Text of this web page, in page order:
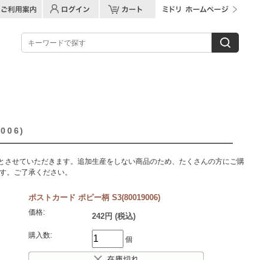
せていただきます。追加生産をしない商品のため、たくさんの方にご購
。ご了承ください。
ポストカード ポピー柄 S3(80019006)
価格: 242円 (税込)
購入数: 個